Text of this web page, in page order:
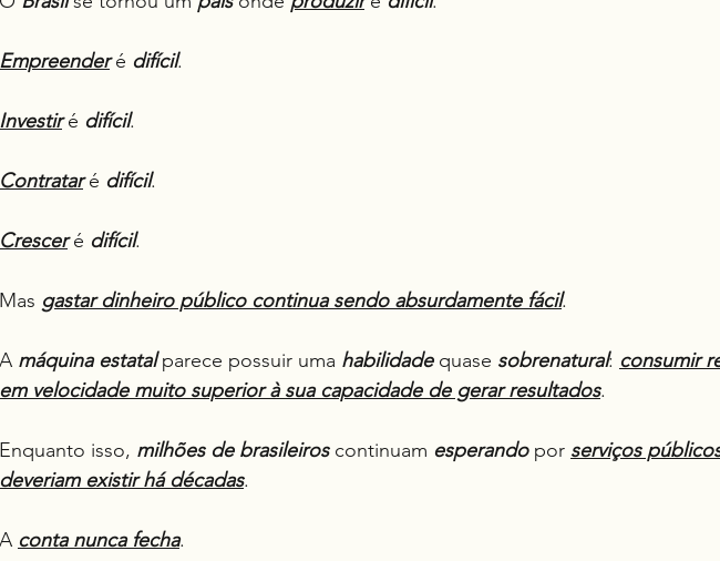
Empreender é difícil.
Investir é difícil.
Contratar é difícil.
Crescer é difícil.
Mas gastar dinheiro público continua sendo absurdamente fácil.
A máquina estatal parece possuir uma habilidade quase sobrenatural: consumir
em velocidade muito superior à sua capacidade de gerar resultados.
Enquanto isso, milhões de brasileiros continuam esperando por serviços
deveriam existir há décadas.
A conta nunca fecha.